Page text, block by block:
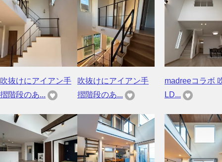
吹抜けにアイアン手
摺階段のあ...
吹抜けにアイアン手
摺階段のあ...
madreeコラボ
LD...